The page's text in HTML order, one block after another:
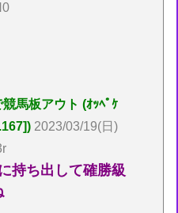
馬板アウト (ｵｯﾍﾟｹ
2023/03/19(日)
持ち出して確勝級